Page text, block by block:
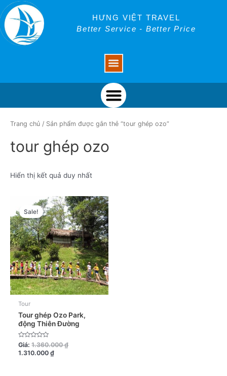
Skip
to
content
HƯNG VIỆT TRAVEL
Better Service - Better Price
Menu
Trang chủ / Sản phẩm được gắn thẻ “tour ghép ozo”
tour ghép ozo
Hiển thị kết quả duy nhất
Sale!
Tour
Tour ghép Ozo Park,
động Thiên Đường
Được
xếp
hạng
Giá: 1.360.000₫
1.310.000₫